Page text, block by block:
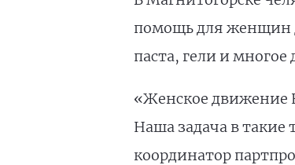
помощь для женщин
паста, гели и многое
«Женское движение
Наша задача в
координатор